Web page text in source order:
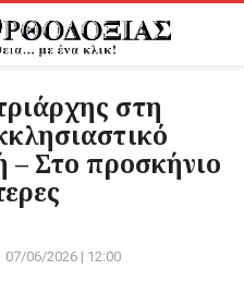
στη
– Στο προσκήνιο
07/06/2026 | 12:00